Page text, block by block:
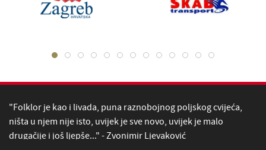
"Folklor je kao i livada, puna raznobojnog poljskog cvijeća,
ništa u njem nije isto, uvijek je sve novo, uvijek je malo
drugačije i još ljepše..." - Zvonimir Ljevaković